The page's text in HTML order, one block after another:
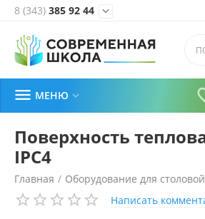
8 (343) 385 92 44 
 МЕНЮ 
Поверхность
IPC4
Главная / Оборудование для
Написать